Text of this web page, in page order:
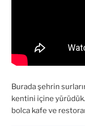
Burada şehrin
kentini içine
bolca kafe ve